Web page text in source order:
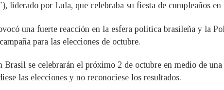
liderado por Lula, que celebraba su fiesta de cumpleaños en
una fuerte reacción en la esfera política brasileña y la
para las elecciones de octubre.
Brasil se celebrarán el próximo 2 de octubre en medio de
las elecciones y no reconociese los resultados.